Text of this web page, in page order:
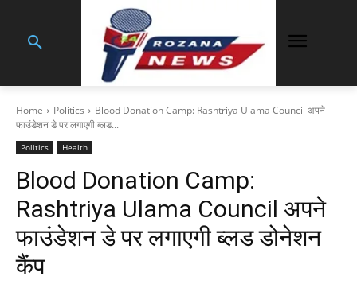
Home Politics
Blood Donation Camp: Rashtriya Ulama Council अपने
फाउंडेशन डे पर लगाएगी ब्लड...
Politics Health
Blood Donation Camp:
Rashtriya Ulama Council अपने
फाउंडेशन डे पर लगाएगी ब्लड डोनेशन
कैंप